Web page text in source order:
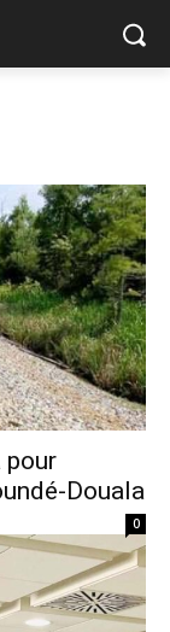
pour
Douala
0